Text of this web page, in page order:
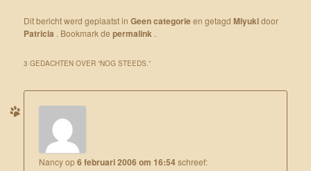
Dit bericht werd geplaatst inGeen categorieen getagdMiyukidoor
Patricia . Bookmark depermalink .
3 GEDACHTEN OVER “NOG STEEDS.”
Nancyop6 februari 2006 om 16:54schreef: